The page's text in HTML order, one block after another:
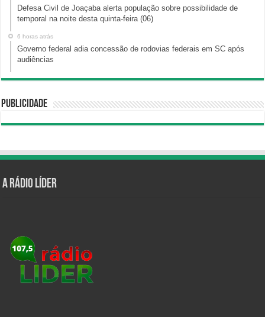
Defesa Civil de Joaçaba alerta população sobre possibilidade de
temporal na noite desta quinta-feira (06)
6 horas atrás
Governo federal adia concessão de rodovias federais em SC após
audiências
Publicidade
A Rádio Líder